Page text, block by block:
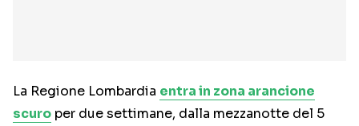
La Regione Lombardia entra in zona arancione
scuro per due settimane, dalla mezzanotte del 5